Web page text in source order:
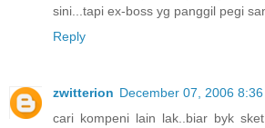
sini...tapi ex-boss yg panggil pegi
Reply
zwitterion December 07, 2006 8:36
cari kompeni lain lak..biar byk